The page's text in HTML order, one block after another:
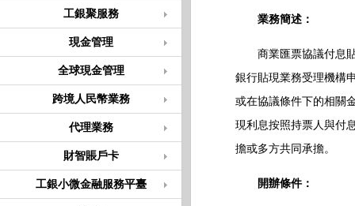
工銀聚服務
現金管理
全球現金管理
跨境人民幣業務
代理業務
財智賬戶卡
工銀小微金融服務平臺
業務簡述：
商業匯票協議付息貼
銀行貼現業務受理機構
或在協議條件下的相關
現利息按照持票人與付
擔或多方共同承擔。
開辦條件：